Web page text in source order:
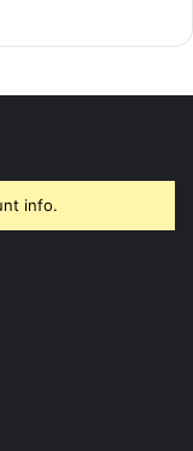
info.